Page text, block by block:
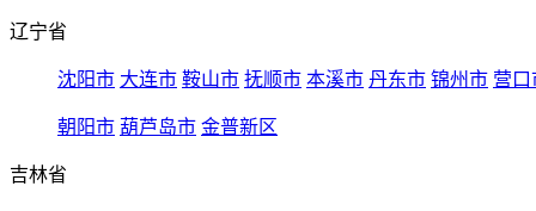
辽宁省
沈阳市 大连市 鞍山市 抚顺市 本溪市 丹东市 锦州市 营口
朝阳市 葫芦岛市 金普新区
吉林省